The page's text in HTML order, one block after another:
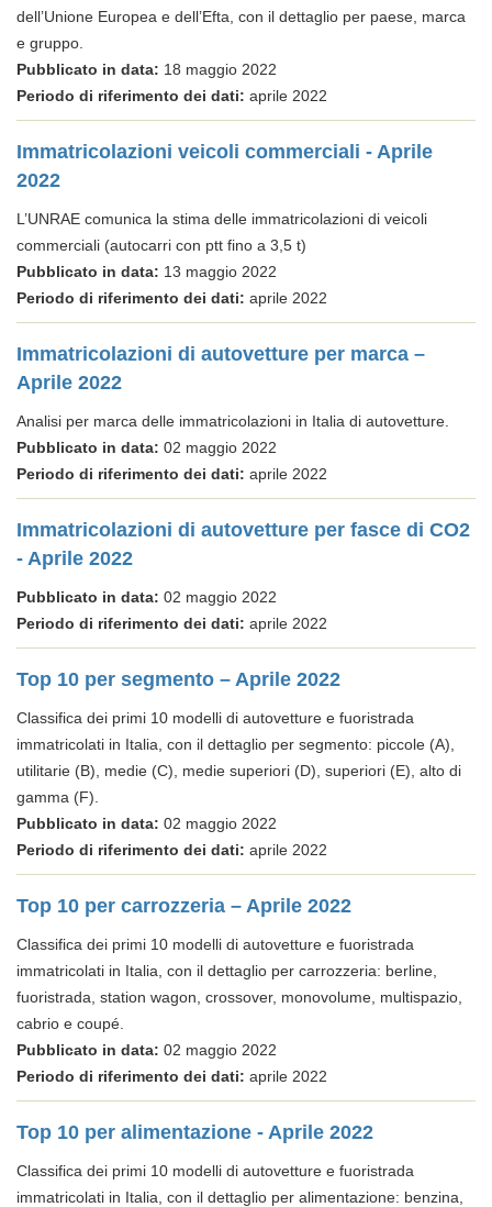
dell’Unione Europea e dell’Efta, con il dettaglio per paese, marca
e gruppo.
Pubblicato in data: 18 maggio 2022
Periodo di riferimento dei dati: aprile 2022
Immatricolazioni veicoli commerciali - Aprile
2022
L’UNRAE comunica la stima delle immatricolazioni di veicoli
commerciali (autocarri con ptt fino a 3,5 t)
Pubblicato in data: 13 maggio 2022
Periodo di riferimento dei dati: aprile 2022
Immatricolazioni di autovetture per marca –
Aprile 2022
Analisi per marca delle immatricolazioni in Italia di autovetture.
Pubblicato in data: 02 maggio 2022
Periodo di riferimento dei dati: aprile 2022
Immatricolazioni di autovetture per fasce di CO2
- Aprile 2022
Pubblicato in data: 02 maggio 2022
Periodo di riferimento dei dati: aprile 2022
Top 10 per segmento – Aprile 2022
Classifica dei primi 10 modelli di autovetture e fuoristrada
immatricolati in Italia, con il dettaglio per segmento: piccole (A),
utilitarie (B), medie (C), medie superiori (D), superiori (E), alto di
gamma (F).
Pubblicato in data: 02 maggio 2022
Periodo di riferimento dei dati: aprile 2022
Top 10 per carrozzeria – Aprile 2022
Classifica dei primi 10 modelli di autovetture e fuoristrada
immatricolati in Italia, con il dettaglio per carrozzeria: berline,
fuoristrada, station wagon, crossover, monovolume, multispazio,
cabrio e coupé.
Pubblicato in data: 02 maggio 2022
Periodo di riferimento dei dati: aprile 2022
Top 10 per alimentazione - Aprile 2022
Classifica dei primi 10 modelli di autovetture e fuoristrada
immatricolati in Italia, con il dettaglio per alimentazione: benzina,